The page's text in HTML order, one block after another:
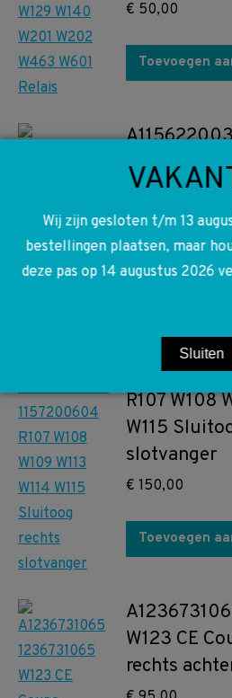
€ 50,00
Toevoegen
W114 W115
€150,00
R107 W108
W115
slotvanger
€ 150,00
Toevoegen
W123 CE
rechts
Wij zijn gesloten t/m 13
bestellingen plaatsen, maar
deze pas op 14 augustus 2026
Sluiten